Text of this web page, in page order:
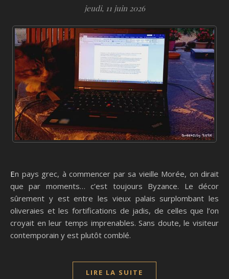
jeudi, 11 juin 2026
En pays grec, à commencer par sa vieille Morée, on dirait
que par moments… c’est toujours Byzance. Le décor
sûrement y est entre les vieux palais surplombant les
oliveraies et les fortifications de jadis, de celles que l’on
croyait en leur temps imprenables. Sans doute, le visiteur
contemporain y est plutôt comblé.
LIRE LA SUITE